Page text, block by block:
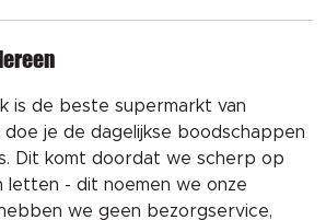
is de beste supermarkt van
doe je de dagelijkse boodschappen
Dit komt doordat we scherp op
letten - dit noemen we onze
we geen bezorgservice,